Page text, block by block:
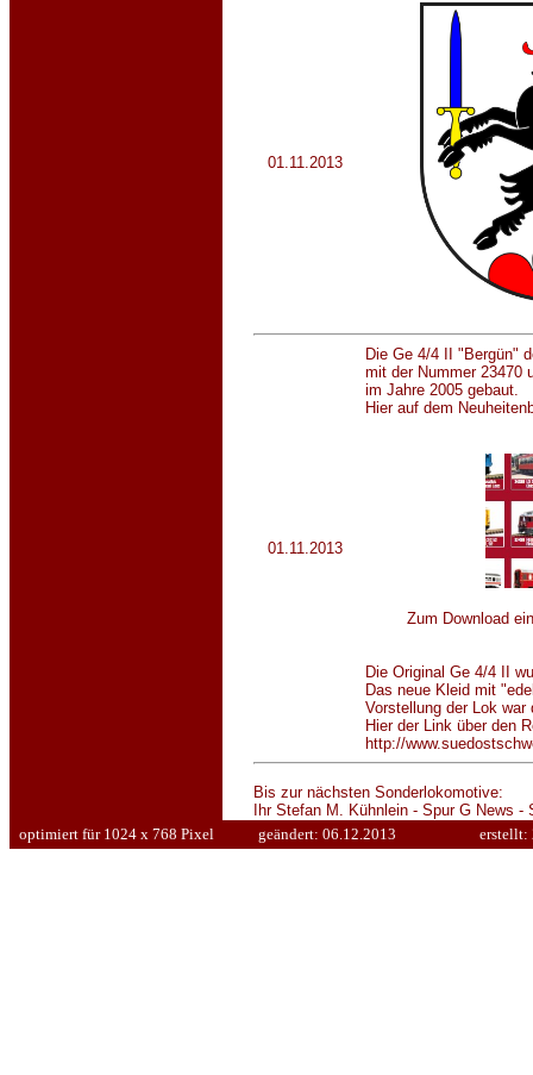
01.11.2013
01.11.2013
Die Ge 4/4 II "Bergün"
mit der Nummer 23470
im Jahre 2005 gebaut.
Hier auf dem
Zum Download
Die Original Ge 4/4 II
Das neue Kleid mit
Vorstellung der Lok
Hier der Link über den
http://
Bis zur nächsten Sonderlokomotive:
Ihr Stefan M. Kühnlein - Spur G News -
optimiert für 1024 x 768 Pixel
geändert: 06.12.2013 erstellt: